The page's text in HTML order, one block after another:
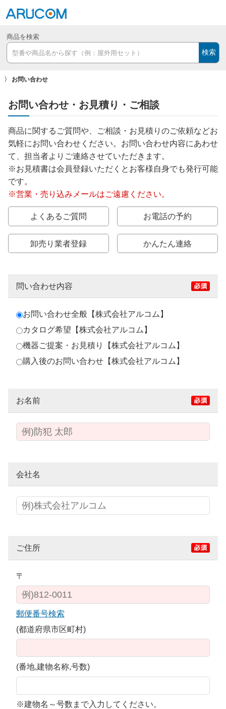
商品を検索
検索
お問い合わせ
お問い合わせ・お見積り・ご相談
商品に関するご質問や、ご相談・お見積りのご依頼などお
気軽にお問い合わせください。お問い合わせ内容にあわせ
て、担当者よりご連絡させていただきます。
※お見積書は会員登録いただくとお客様自身でも発行可能
です。
※営業・売り込みメールはご遠慮ください。
よくあるご質問 お電話の予約
卸売り業者登録 かんたん連絡
問い合わせ内容
お問い合わせ全般【株式会社アルコム】
カタログ希望【株式会社アルコム】
機器ご提案・お見積り【株式会社アルコム】
購入後のお問い合わせ【株式会社アルコム】
お名前
会社名
ご住所
〒
郵便番号検索
(都道府県市区町村)
(番地,建物名称,号数)
※建物名～号数まで入力してください。